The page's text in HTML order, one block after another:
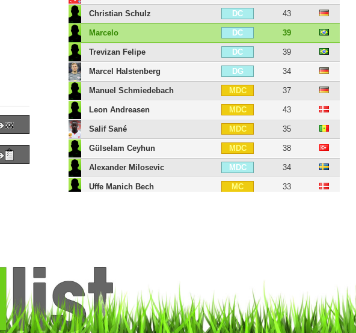
Christian Schulz DC 43
Marcelo DC 39
Trevizan Felipe DC 39
Marcel Halstenberg DG 34
Manuel Schmiedebach MDC 37
Leon Andreasen MDC 43
Salif Sané MDC 35
Gülselam Ceyhun MDC 38
Alexander Milosevic MDC 34
Uffe Manich Bech MC 33
Jan Schlaudraff
Kenan Karaman ATT 32
Artur Sobiech ATT 36